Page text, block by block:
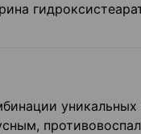
уникальных